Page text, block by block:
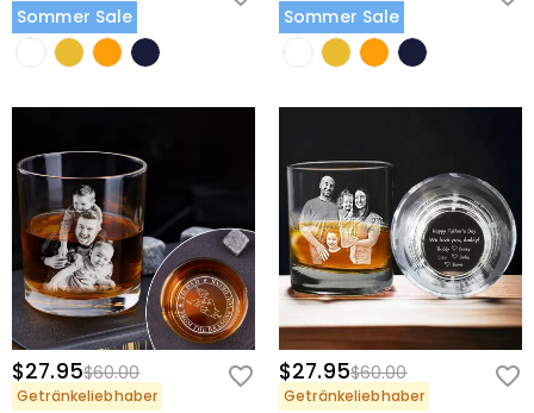
Sommer Sale
Sommer Sale
$27.95$60.00
Getränkeliebhaber
$27.95$60.00
Getränkeliebhaber